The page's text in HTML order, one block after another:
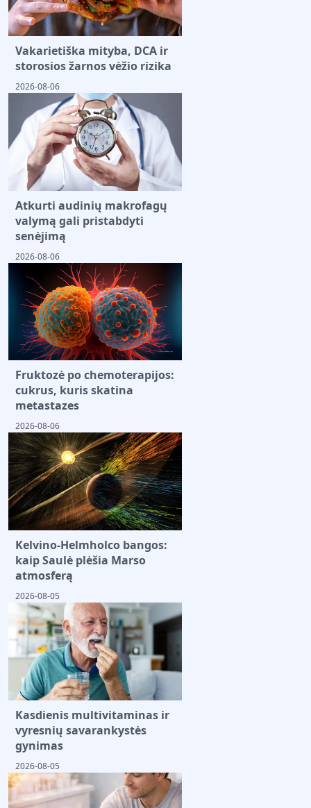
Vakarietiška mityba, DCA ir
storosios žarnos vėžio rizika
2026-08-06
Atkurti audinių makrofagų
valymą gali pristabdyti
senėjimą
2026-08-06
Fruktozė po chemoterapijos:
cukrus, kuris skatina
metastazes
2026-08-06
Kelvino-Helmholco bangos:
kaip Saulė plėšia Marso
atmosferą
2026-08-05
Kasdienis multivitaminas ir
vyresnių savarankystės
gynimas
2026-08-05